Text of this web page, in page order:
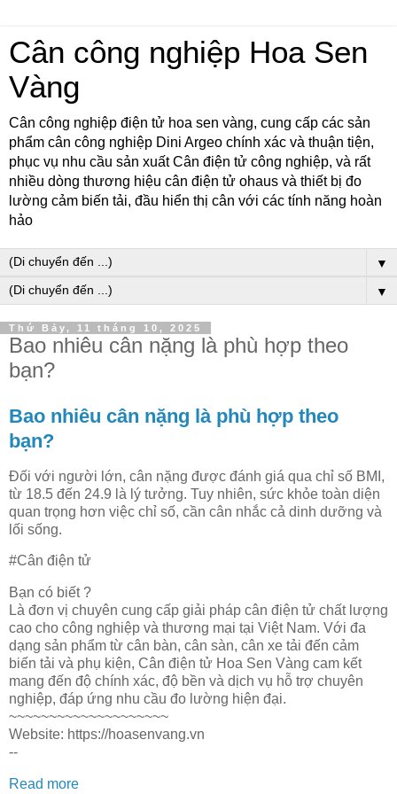
Cân công nghiệp Hoa Sen
Vàng
Cân công nghiệp điện tử hoa sen vàng, cung cấp các sản
phẩm cân công nghiệp Dini Argeo chính xác và thuận tiện,
phục vụ nhu cầu sản xuất Cân điện tử công nghiệp, và rất
nhiều dòng thương hiệu cân điện tử ohaus và thiết bị đo
lường cảm biến tải, đầu hiển thị cân với các tính năng hoàn
hảo
▼
▼
Thứ Bảy, 11 tháng 10, 2025
Bao nhiêu cân nặng là phù hợp theo
bạn?
Bao nhiêu cân nặng là phù hợp theo
bạn?
Đối với người lớn, cân nặng được đánh giá qua chỉ số BMI,
từ 18.5 đến 24.9 là lý tưởng. Tuy nhiên, sức khỏe toàn diện
quan trọng hơn việc chỉ số, cần cân nhắc cả dinh dưỡng và
lối sống.
#Cân điện tử
Bạn có biết ?
Là đơn vị chuyên cung cấp giải pháp cân điện tử chất lượng
cao cho công nghiệp và thương mại tại Việt Nam. Với đa
dạng sản phẩm từ cân bàn, cân sàn, cân xe tải đến cảm
biến tải và phụ kiện, Cân điện tử Hoa Sen Vàng cam kết
mang đến độ chính xác, độ bền và dịch vụ hỗ trợ chuyên
nghiệp, đáp ứng nhu cầu đo lường hiện đại.
~~~~~~~~~~~~~~~~~~~~
Website: https://hoasenvang.vn
--
Read more